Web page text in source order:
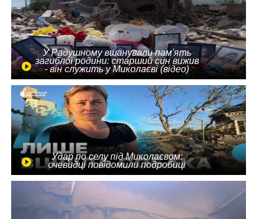
У Радушному вшанували пам'ять
загиблої родини: старший син вижив
- він служить у Миколаєві (відео)
Удар по селу під Миколаєвом:
очевидці повідомили подробиці